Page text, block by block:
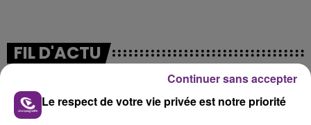
FIL D'ACTU
Le respect de votre vie privée est notre priorité
Continuer sans accepter